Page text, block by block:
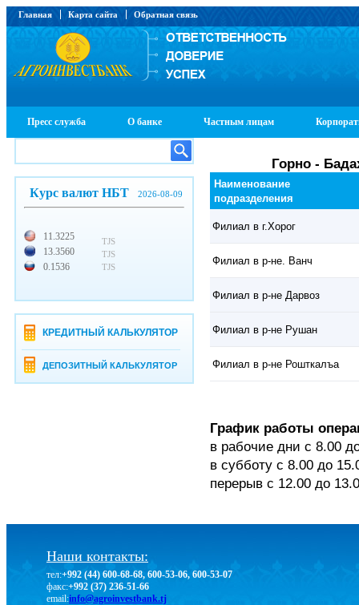
Главная Карта сайта Обратная связь
Пресс служба О банке Частным лицам
Курс валют НБТ 2026-08-09
11.3225
13.3560
0.1536
TJS
TJS
TJS
КРЕДИТНЫЙ КАЛЬКУЛЯТОР
ДЕПОЗИТНЫЙ КАЛЬКУЛЯТОР
Горно -
Наименование
подразделения
Филиал в г.Хорог
Филиал в р-не. Ванч
Филиал в р-не Дарвоз
Филиал в р-не Рушан
Филиал в р-не Рошткалъа
График работы
в рабочие дни с 8.00
в субботу с 8.00 до
перерыв с 12.00 до
Наши контакты:
тел:+992 (44) 600-68-68, 600-53-06, 600-53-07
факс:+992 (37) 236-51-66
email:info@agroinvestbank.tj